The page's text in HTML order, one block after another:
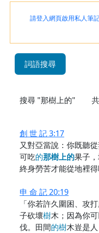
請登入網頁啟用私人筆記
詞語搜尋
搜尋 "那樹上的"
創 世 記 3:17
又對亞當說：你既聽
可吃的那樹上的果子
終身勞苦才能從地裡
申 命 記 20:19
「你若許久圍困、攻
子砍壞樹木；因為你
伐。田間的樹木豈是